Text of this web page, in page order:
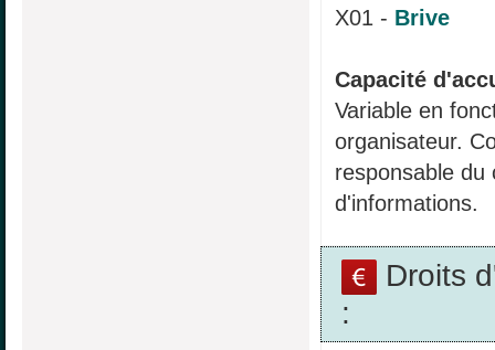
X01 - Brive
Capacité
Variable en
organisateur.
responsable du
d'informations.
Droits
: